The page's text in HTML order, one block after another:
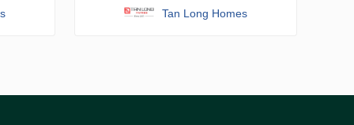
Tan Long Homes